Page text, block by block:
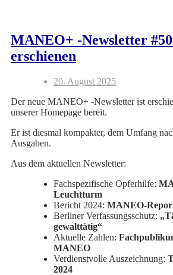
MANEO+ -Newsletter
erschienen
20. August 2025
Der neue MANEO+ -Newsletter ist
unserer Homepage bereit.
Er ist diesmal kompakter, dem Umfang
Ausgaben.
Aus dem aktuellen Newsletter:
Fachspezifische Opferhilfe:
Leuchtturm
Bericht 2024: MANEO-
Berliner Verfassungsschutz:
gewalttätig“
Aktuelle Zahlen:
MANEO
Verdienstvolle Auszeichnung:
2024